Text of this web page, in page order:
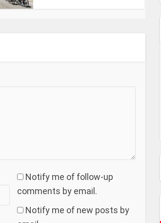
Notify me of follow-up
comments by email.
Notify me of new posts by